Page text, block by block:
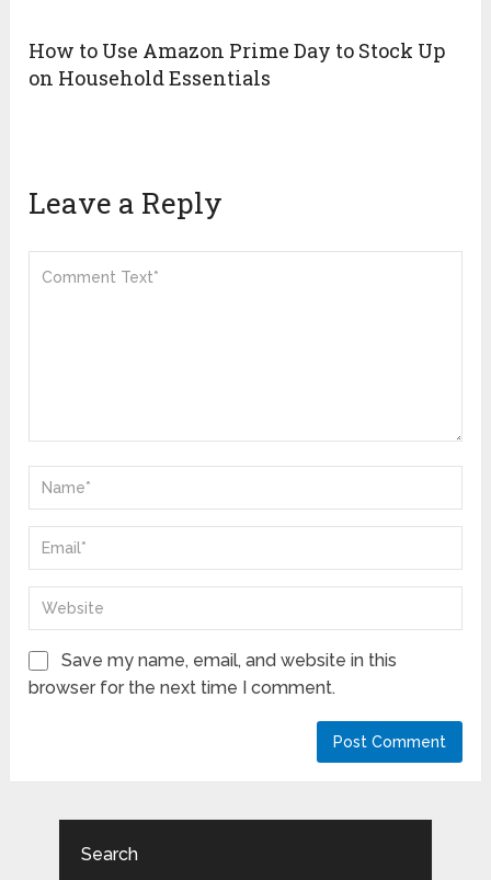
How to Use Amazon Prime Day to Stock Up
on Household Essentials
Leave a Reply
Save my name, email, and website in this
browser for the next time I comment.
Search